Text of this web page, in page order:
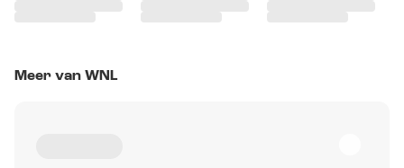
Meer van WNL